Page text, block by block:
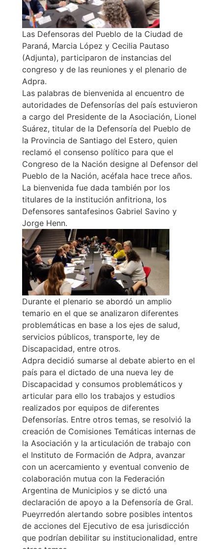
Las Defensoras del Pueblo de la Ciudad de
Paraná, Marcia López y Cecilia Pautaso
(Adjunta), participaron de instancias del
congreso y de las reuniones y el plenario de
Adpra.
Las palabras de bienvenida al encuentro de
autoridades de Defensorías del país estuvieron
a cargo del Presidente de la Asociación, Lionel
Suárez, titular de la Defensoría del Pueblo de
la Provincia de Santiago del Estero, quien
reclamó el consenso político para que el
Congreso de la Nación designe al Defensor del
Pueblo de la Nación, acéfala hace trece años.
La bienvenida fue dada también por los
titulares de la institución anfitriona, los
Defensores santafesinos Gabriel Savino y
Jorge Henn.
Durante el plenario se abordó un amplio
temario en el que se analizaron diferentes
problemáticas en base a los ejes de salud,
servicios públicos, transporte, ley de
Discapacidad, entre otros.
Adpra decidió sumarse al debate abierto en el
país para el dictado de una nueva ley de
Discapacidad y consumos problemáticos y
articular para ello los trabajos y estudios
realizados por equipos de diferentes
Defensorías. Entre otros temas, se resolvió la
creación de Comisiones Temáticas internas de
la Asociación y la articulación de trabajo con
el Instituto de Formación de Adpra, avanzar
con un acercamiento y eventual convenio de
colaboración mutua con la Federación
Argentina de Municipios y se dictó una
declaración de apoyo a la Defensoría de Gral.
Pueyrredón alertando sobre posibles intentos
de acciones del Ejecutivo de esa jurisdicción
que podrían debilitar su institucionalidad, entre